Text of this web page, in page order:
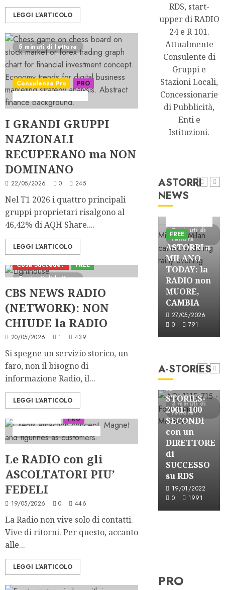
LEGGI L'ARTICOLO
5 minuti di lettura
Consulenza Pro
PRO
I GRANDI GRUPPI
NAZIONALI
RECUPERANO ma NON
DOMINANO
22/05/2026 0 245
Nel T1 2026 i quattro principali
gruppi proprietari risalgono al
46,42% di AQH Share....
LEGGI L'ARTICOLO
5 minuti di lettura
Cosa Succede? FREE
CBS NEWS RADIO
(NETWORK): NON
CHIUDE la RADIO
20/05/2026 1 439
Si spegne un servizio storico, un
faro, non il bisogno di
informazione Radio, il...
LEGGI L'ARTICOLO
PRO
Le RADIO con gli
ASCOLTATORI PIU’
FEDELI
19/05/2026 0 446
La Radio non vive solo di contatti.
Vive di ritorni. Per questo, accanto
alle...
LEGGI L'ARTICOLO
RDS, start-
upper di RADIO
24 e R 101.
Attualmente
Consulente di
Gruppi e
Stazioni Locali,
Concessionarie
di Pubblicità,
Enti e
Istituzioni.
ASTORRI
NEWS
1 minuto di
lettura
Astorri News
ASTORRI
OSPITE in
DIRETTA a
RGS per i
SUOI 25
ANNI
03/12/2025
0
801
RADIO di
“IO SONO
CULTURA”
14/06/2026
0
3 minuti di
lettura
FREE
ASTORRI a
MILANO
TODAY: la
RADIO non
MUORE,
CAMBIA
27/05/2026
0
791
A-STORIES
8 minuti di
A-Stories
Formazione Radio
FREE
2005: la
GENESI del
SISTEMA
BABBOLEO
12/05/2018
A-Stories
2001: i 4
GRANDI
SUCCESSI
in
SEQUENZA
MIXATA
3 minuti di
lettura
Formazione
FREE
A-
STORIES-
2001: 100
SECONDI
con un
DIRETTORE
di
SUCCESSO
su RDS
19/01/2022
0
1991
PRO